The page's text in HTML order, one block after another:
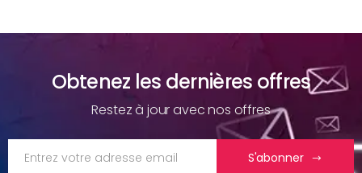
Obtenez les dernières offres
Restez à jour avec nos offres
S'abonner